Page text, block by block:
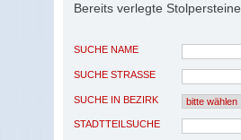
Bereits verlegte Stolpersteine
SUCHE NAME
SUCHE STRASSE
SUCHE IN BEZIRK
STADTTEILSUCHE